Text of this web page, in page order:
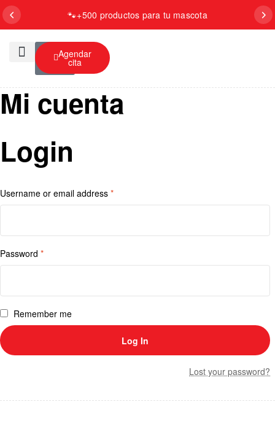
🐾+500 productos para tu mascota
$0
0
Agendar
cita
Mi cuenta
Login
Username or email address *
Password *
Remember me
Log In
Lost your password?